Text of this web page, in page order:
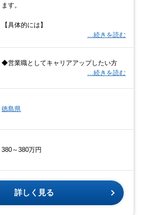
ます。
【具体的には】
…続きを読む
◆営業職としてキャリアアップしたい方
…続きを読む
徳島県
380～380万円
詳しく見る